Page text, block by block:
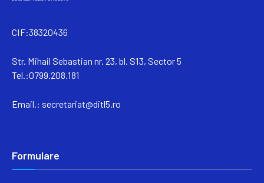
CIF:38320436
Str. Mihail Sebastian nr. 23, bl. S13, Sector 5
Tel.:0799.208.181
Email.: secretariat@ditl5.ro
Formulare